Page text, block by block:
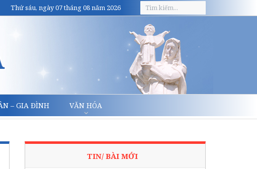
Thứ sáu, ngày 07 tháng 08 năm 2026
– GIA ĐÌNH VĂN HÓA
TIN/ BÀI MỚI